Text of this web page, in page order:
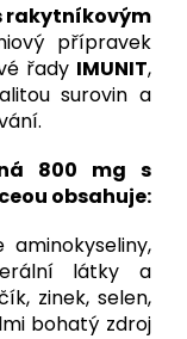
rakytníkovým
přípravek
řady IMUNIT,
surovin a
800 mg s
obsahuje:
aminokyseliny,
látky a
zinek, selen,
bohatý zdroj